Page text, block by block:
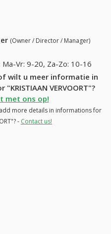
(Owner / Director / Manager)
Ma-Vr: 9-20, Za-Zo: 10-16
wilt u meer informatie in
VERVOORT"?
met ons op!
more details in informations for
- Contact us!